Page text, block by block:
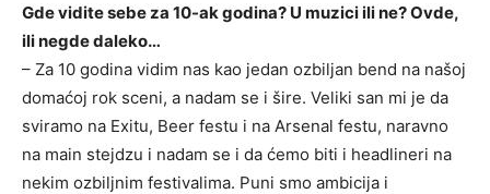
Gde vidite sebe za 10-ak godina? U muzici ili ne? Ovde,
ili negde daleko…
– Za 10 godina vidim nas kao jedan ozbiljan bend na našoj
domaćoj rok sceni, a nadam se i šire. Veliki san mi je da
sviramo na Exitu, Beer festu i na Arsenal festu, naravno
na main stejdzu i nadam se i da ćemo biti i headlineri na
nekim ozbiljnim festivalima. Puni smo ambicija i